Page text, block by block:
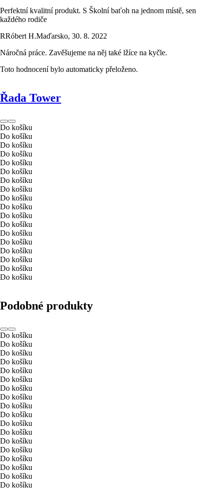
Perfektní kvalitní produkt. S Školní baťoh na jednom místě, sen
každého rodiče
RRóbert H.Maďarsko, 30. 8. 2022
Náročná práce. Zavěšujeme na něj také lžíce na kyčle.
Toto hodnocení bylo automaticky přeloženo.
Řada Tower
Do košíku
Do košíku
Do košíku
Do košíku
Do košíku
Do košíku
Do košíku
Do košíku
Do košíku
Do košíku
Do košíku
Do košíku
Do košíku
Do košíku
Do košíku
Do košíku
Do košíku
Do košíku
Podobné produkty
Do košíku
Do košíku
Do košíku
Do košíku
Do košíku
Do košíku
Do košíku
Do košíku
Do košíku
Do košíku
Do košíku
Do košíku
Do košíku
Do košíku
Do košíku
Do košíku
Do košíku
Do košíku